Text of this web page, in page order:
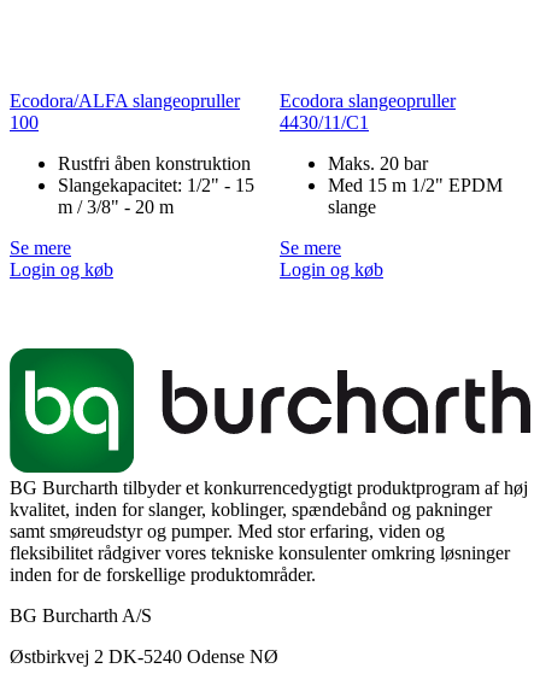
Ecodora/ALFA slangeopruller
100
Rustfri åben konstruktion
Slangekapacitet: 1/2" - 15
m / 3/8" - 20 m
Se mere
Login og køb
Ecodora slangeopruller
4430/11/C1
Maks. 20 bar
Med 15 m 1/2" EPDM
slange
Se mere
Login og køb
BG Burcharth tilbyder et konkurrencedygtigt produktprogram af høj
kvalitet, inden for slanger, koblinger, spændebånd og pakninger
samt smøreudstyr og pumper. Med stor erfaring, viden og
fleksibilitet rådgiver vores tekniske konsulenter omkring løsninger
inden for de forskellige produktområder.
BG Burcharth A/S
Østbirkvej 2 DK-5240 Odense NØ